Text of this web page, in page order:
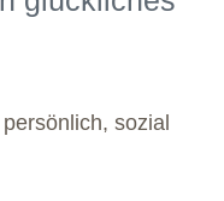
sowie eine ebenso
sozial